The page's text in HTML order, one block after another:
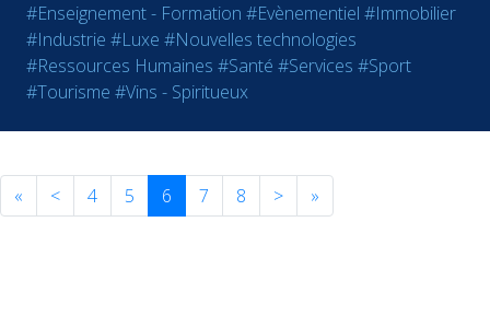
#Enseignement - Formation #Evènementiel #Immobilier
#Industrie #Luxe #Nouvelles technologies
#Ressources Humaines #Santé #Services #Sport
#Tourisme #Vins - Spiritueux
« < 4 5 6 7 8 > »